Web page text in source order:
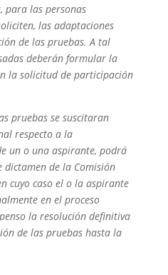
para las personas
las adaptaciones
de las pruebas. A tal
deberán formular la
la solicitud de participación
pruebas se suscitaran
respecto a la
un o una aspirante, podrá
de la Comisión
cuyo caso el o la aspirante
en el proceso
la resolución definitiva
de las pruebas hasta la